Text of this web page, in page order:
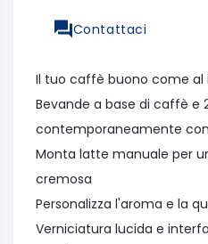
Contattaci
Il tuo caffè buono come al
Bevande a base di caffè e
contemporaneamente
Monta latte manuale per
cremosa
Personalizza l'aroma e la
Verniciatura lucida e